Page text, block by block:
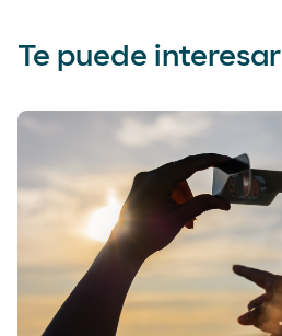
Te puede interesar